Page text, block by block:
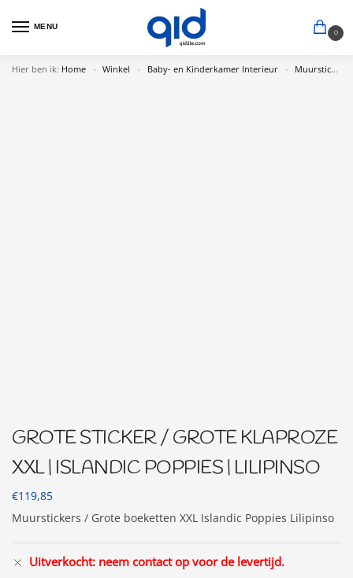
MENU
0
Hier ben ik: Home » Winkel » Baby- en Kinderkamer Interieur » Muurstickers Babykamer
GROTE STICKER / GROTE KLAPROZE
XXL | ISLANDIC POPPIES | LILIPINSO
€119,85
Muurstickers / Grote boeketten XXL Islandic Poppies Lilipinso
Uitverkocht: neem contact op voor de levertijd.